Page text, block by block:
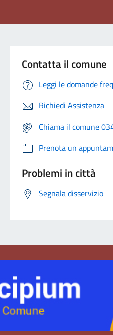
Contatta il comune
Leggi le domande
Richiedi Assistenza
Chiama il comune
Prenota un
Problemi in città
Segnala disservizio